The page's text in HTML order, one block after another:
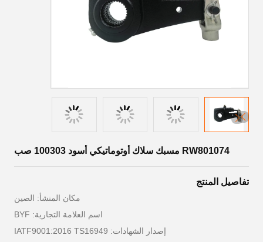
RW801074 مسبك سلاك أوتوماتيكي أسود 100303 صب
تفاصيل المنتج
مكان المنشأ: الصين
اسم العلامة التجارية: BYF
إصدار الشهادات: IATF9001:2016 TS16949